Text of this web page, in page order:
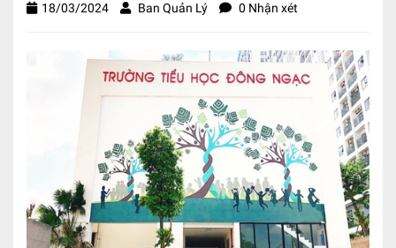
18/03/2024 Ban Quản Lý 0 Nhận xét